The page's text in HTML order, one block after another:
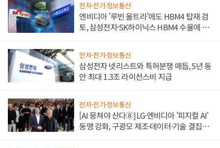
전자·전기·정보통신
엔비디아 '루빈 울트라'에도 HBM4 탑재 검
토, 삼성전자·SK하이닉스 HBM4 수율에 주
전자·전기·정보통신
삼성전자 넷리스트와 특허분쟁 매듭, 5년 동
안 최대 1.3조 라이선스비 지급
전자·전기·정보통신
[AI 뭉쳐야 산다⑧] LG·엔비디아 '피지컬 AI'
동맹 강화, 구광모 제조·데이터·기술 결집